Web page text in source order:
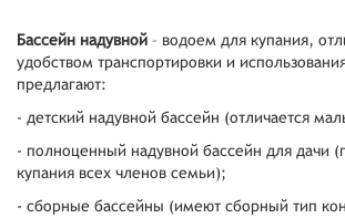
Бассейн надувной – водоем для купания,
удобством транспортировки и
предлагают:
- детский надувной бассейн (отличается
- полноценный надувной бассейн для дачи
купания всех членов семьи);
- сборные бассейны (имеют сборный тип